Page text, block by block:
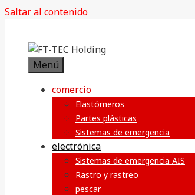
Saltar al contenido
Menú
comercio
Elastómeros
Partes plásticas
Sistemas de emergencia
electrónica
Sistemas de emergencia AIS
Rastro y rastreo
pescar